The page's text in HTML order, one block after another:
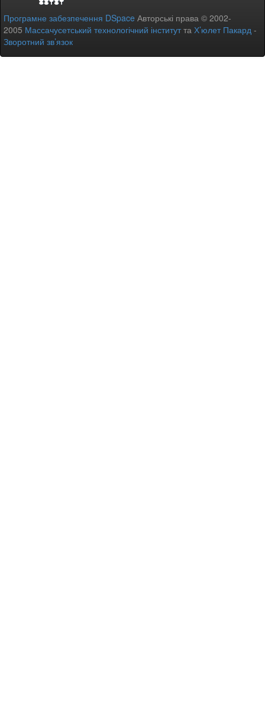
Програмне забезпечення DSpace Авторські права © 2002-
2005 Массачусетський технологічний інститутта Х’юлет Пакард -
Зворотний зв’язок